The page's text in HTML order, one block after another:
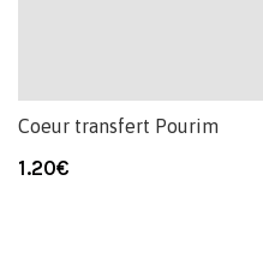
Coeur transfert Pourim
1.20€